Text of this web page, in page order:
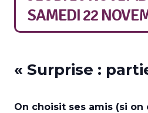
SAMEDI 22
« Surprise :
On choisit ses amis (si on